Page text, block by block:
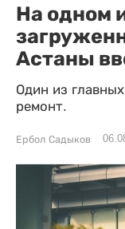
На одном
Астаны
Один из
ремонт.
Ербол Садыков